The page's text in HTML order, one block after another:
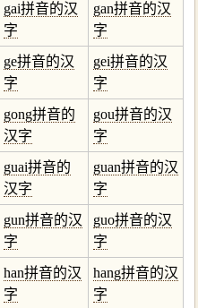
gai拼音的汉
字
gan拼音的汉
字
ge拼音的汉
字
gei拼音的汉
字
gong拼音的
汉字
gou拼音的汉
字
guai拼音的
汉字
guan拼音的汉
字
gun拼音的汉
字
guo拼音的汉
字
han拼音的汉
字
hang拼音的汉
字